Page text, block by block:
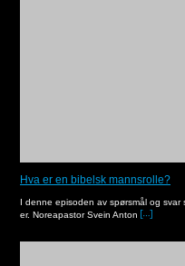
Hva er en bibelsk mannsrolle?
I denne episoden av spørsmål og
er. Noreapastor Svein Anton